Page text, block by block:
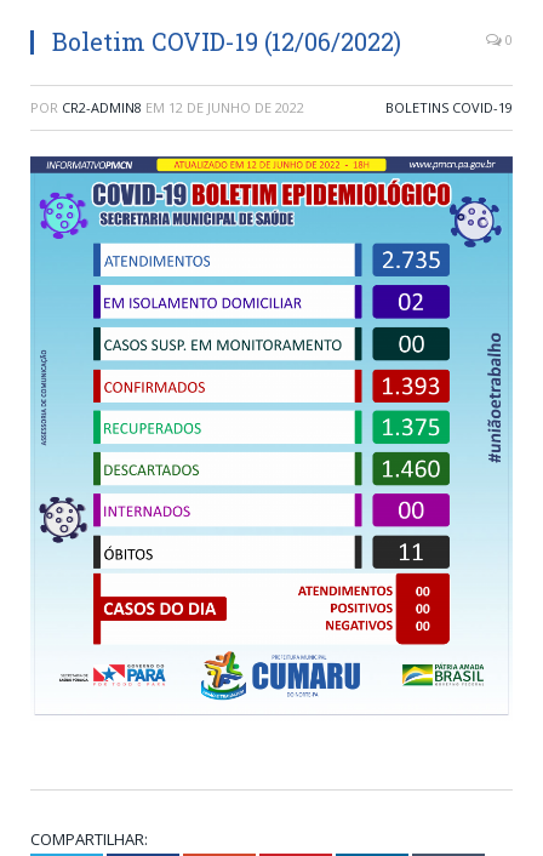
Boletim COVID-19 (12/06/2022) 0
POR CR2-ADMIN8 EM 12 DE JUNHO DE 2022 BOLETINS COVID-19
COMPARTILHAR: